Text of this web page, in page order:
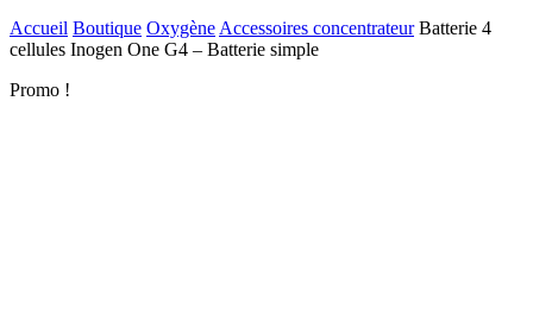
Accueil Boutique OxygèneAccessoires concentrateur Batterie 4
cellules Inogen One G4 – Batterie simple
Promo !